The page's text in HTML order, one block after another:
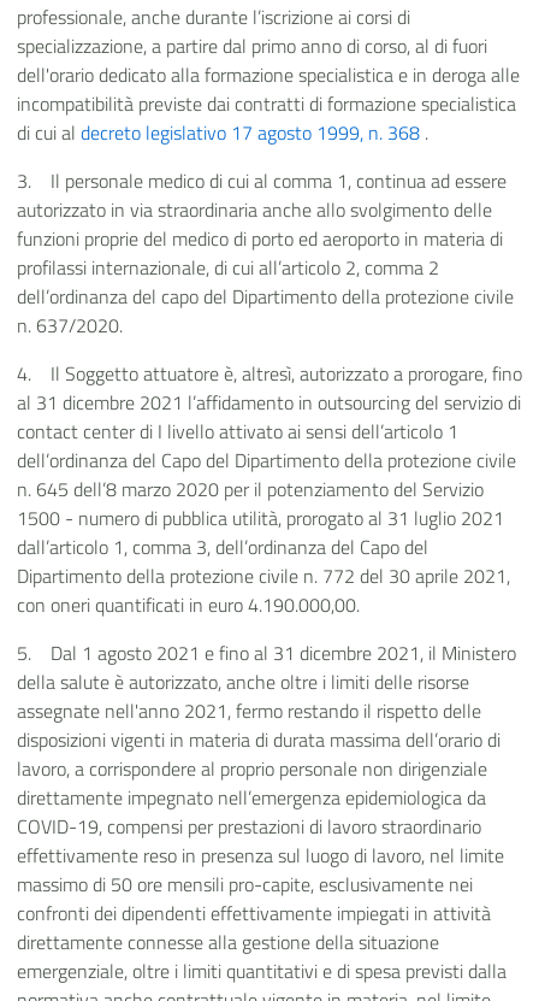
professionale, anche durante l’iscrizione ai corsi di
specializzazione, a partire dal primo anno di corso, al di fuori
dell'orario dedicato alla formazione specialistica e in deroga alle
incompatibilità previste dai contratti di formazione specialistica
di cui al decreto legislativo 17 agosto 1999, n. 368 .
3.
Il personale medico di cui al comma 1, continua ad essere
autorizzato in via straordinaria anche allo svolgimento delle
funzioni proprie del medico di porto ed aeroporto in materia di
profilassi internazionale, di cui all’articolo 2, comma 2
dell’ordinanza del capo del Dipartimento della protezione civile
n. 637/2020.
4.
Il Soggetto attuatore è, altresì, autorizzato a prorogare, fino
al 31 dicembre 2021 l’affidamento in outsourcing del servizio di
contact center di I livello attivato ai sensi dell’articolo 1
dell’ordinanza del Capo del Dipartimento della protezione civile
n. 645 dell’8 marzo 2020 per il potenziamento del Servizio
1500 - numero di pubblica utilità, prorogato al 31 luglio 2021
dall’articolo 1, comma 3, dell’ordinanza del Capo del
Dipartimento della protezione civile n. 772 del 30 aprile 2021,
con oneri quantificati in euro 4.190.000,00.
5.
Dal 1 agosto 2021 e fino al 31 dicembre 2021, il Ministero
della salute è autorizzato, anche oltre i limiti delle risorse
assegnate nell'anno 2021, fermo restando il rispetto delle
disposizioni vigenti in materia di durata massima dell’orario di
lavoro, a corrispondere al proprio personale non dirigenziale
direttamente impegnato nell’emergenza epidemiologica da
COVID-19, compensi per prestazioni di lavoro straordinario
effettivamente reso in presenza sul luogo di lavoro, nel limite
massimo di 50 ore mensili pro-capite, esclusivamente nei
confronti dei dipendenti effettivamente impiegati in attività
direttamente connesse alla gestione della situazione
emergenziale, oltre i limiti quantitativi e di spesa previsti dalla